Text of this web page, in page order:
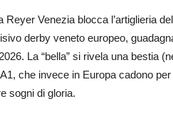
Reyer Venezia blocca l’artiglieria del
derby veneto europeo,
La “bella” si rivela una bestia
A1, che invece in Europa cadono
sogni di gloria.